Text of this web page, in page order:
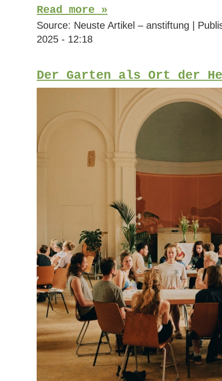
Read more »
Source: Neuste Artikel – anstiftung |
2025 - 12:18
Der Garten als Ort der